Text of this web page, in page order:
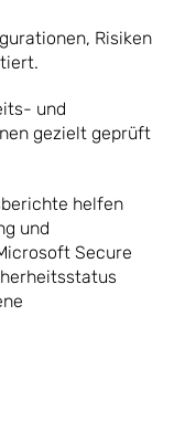
Risiken
und
gezielt geprüft
helfen
und
Secure